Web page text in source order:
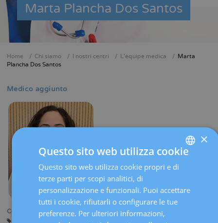
Marta Plancha Dos Santos
Briciole
pane
Home Chi siamo I nostri centri L'équipe medica
Marta
Plancha Dos Santos
Medico aggiunto
Centri:
Barcellona
SPANISH
×
Questo sito web utilizza cookie
Questo sito web utilizza cookie propri e di
terze parti per scopi analitici, di
personalizzazione e funzionali. Puoi accettare
tutti i cookie, rifiutarli o configurare le tue
preferenze. Per ulteriori informazioni,